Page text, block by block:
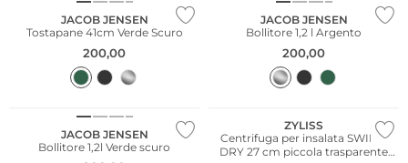
JACOB JENSEN
Tostapane 41cm Verde Scuro
200,00
JACOB JENSEN
Bollitore 1,2 l Argento
200,00
JACOB JENSEN
Bollitore 1,2l Verde scuro
ZYLISS
Centrifuga per insalata SWIFT-
DRY 27 cm piccola trasparente